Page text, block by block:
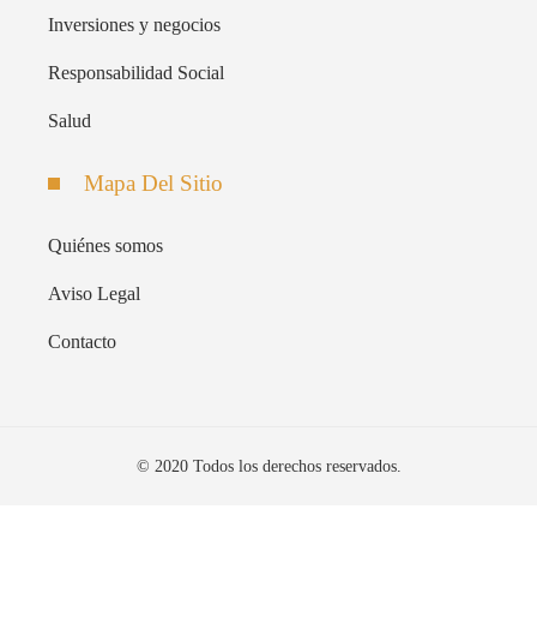
Inversiones y negocios
Responsabilidad Social
Salud
Mapa Del Sitio
Quiénes somos
Aviso Legal
Contacto
© 2020 Todos los derechos reservados.